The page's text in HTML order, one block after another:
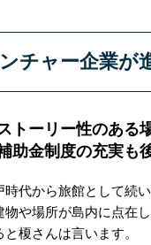
チャー企業が
トーリー性のある
助金制度の充実も
時代から旅館として続
物や場所が島内に点在
と榎さんは言います。